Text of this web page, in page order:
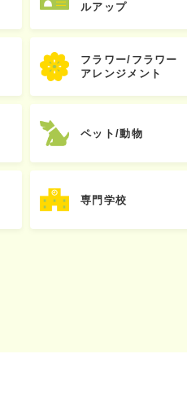
ルアップ
フラワー/フラワー
アレンジメント
ペット/動物
専門学校